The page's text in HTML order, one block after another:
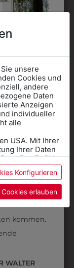
unsere
Cookies und
andere
Daten
Anzeigen
individueller
alle
USA. Mit Ihrer
Ihrer Daten
zu. Der EuGH
Datenschutz
Behörden
überwachen.
Konfigurieren
Cookies erlauben
Sie
buchen
kommen.
WALTER